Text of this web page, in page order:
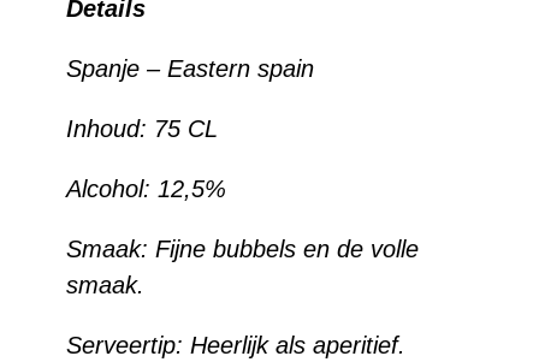
Details
Spanje – Eastern spain
Inhoud: 75 CL
Alcohol: 12,5%
Smaak: Fijne bubbels en de volle
smaak.
Serveertip: Heerlijk als aperitief.